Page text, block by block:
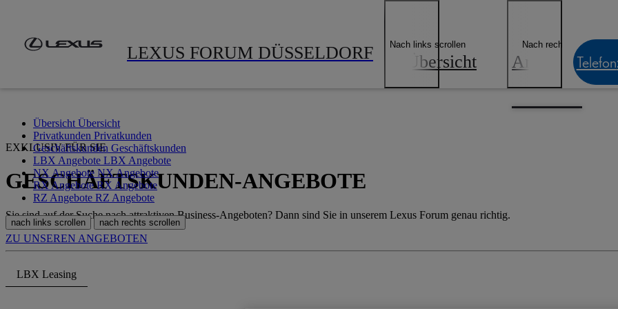
LEXUS FORUM DÜSSELDORF Übersicht Angebote
Nach links scrollen Nach rechts scrollen
Telefon:
Übersicht Übersicht
Privatkunden Privatkunden
Geschäftskunden Geschäftskunden
LBX Angebote LBX Angebote
NX Angebote NX Angebote
RX AngeboteRX Angebote
RZ Angebote RZ Angebote
nach links scrollen nach rechts scrollen
EXKLUSIV FÜR SIE
GESCHÄFTSKUNDEN-ANGEBOTE
Sie sind auf der Suche nach attraktiven Business-Angeboten? Dann sind Sie in unserem Lexus Forum genau richtig.
ZU UNSEREN ANGEBOTEN
LBX Leasing